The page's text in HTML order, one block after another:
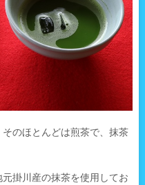
のほとんどは煎茶で、抹茶
掛川産の抹茶を使用してお